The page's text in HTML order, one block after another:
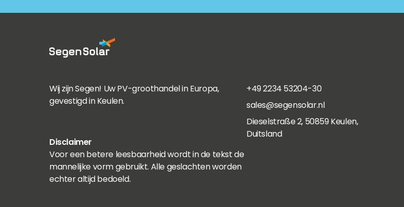
Wij zijn Segen! Uw PV-groothandel in Europa,
gevestigd in Keulen.
Disclaimer
Voor een betere leesbaarheid wordt in de tekst de
mannelijke vorm gebruikt. Alle geslachten worden
echter altijd bedoeld.
+49 2234 53204-30
sales@segensolar.nl
Dieselstraße 2, 50859 Keulen,
Duitsland